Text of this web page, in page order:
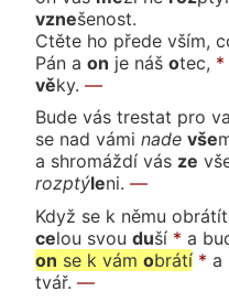
vznešenost.
Ctěte ho přede vším,
Pán a on je náš otec, *
věky. —
Bude vás trestat pro va
se nad vámi nade vše
a shromáždí vás ze
rozptýleni. —
Když se k němu
celou svou duší * a
on se k vám obrátí * a
tvář. —